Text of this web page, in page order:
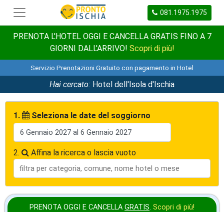
081.1975.1975
PRENOTA L'HOTEL OGGI E CANCELLA GRATIS FINO A 7
GIORNI DALL'ARRIVO! Scopri di più!
Servizio Prenotazioni Gratuito con pagamento in Hotel
Hai cercato: Hotel dell'Isola d'Ischia
1. Seleziona le date del soggiorno
2. Affina la ricerca o lascia vuoto
PRENOTA OGGI E CANCELLA GRATIS. Scopri di più!